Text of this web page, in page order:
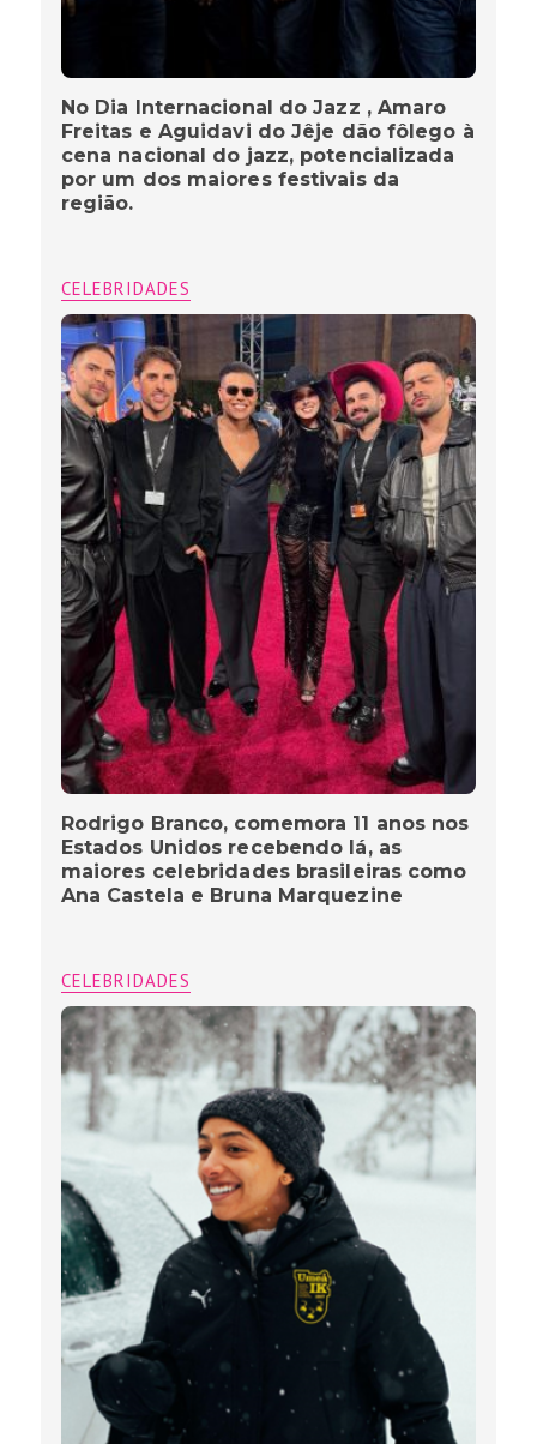
No Dia Internacional do Jazz , Amaro
Freitas e Aguidavi do Jêje dão fôlego à
cena nacional do jazz, potencializada
por um dos maiores festivais da
região.
CELEBRIDADES
Rodrigo Branco, comemora 11 anos nos
Estados Unidos recebendo lá, as
maiores celebridades brasileiras como
Ana Castela e Bruna Marquezine
CELEBRIDADES